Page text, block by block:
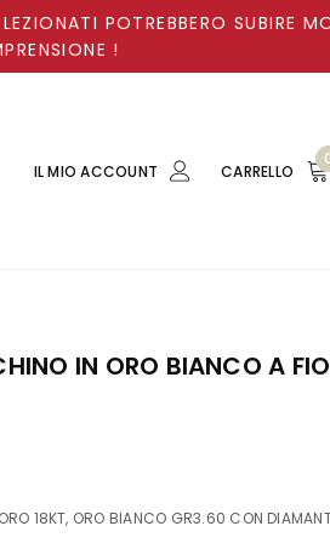
POTREBBERO SUBIRE
!
IL MIO ACCOUNT CARRELLO
IN ORO BIANCO A
18KT, ORO BIANCO GR3.60 CON